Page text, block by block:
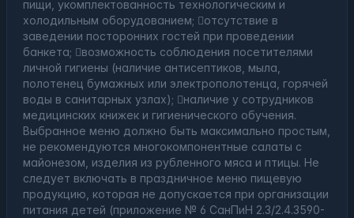
пищи, укомплектованность технологическим и
холодильным оборудованием; отсутствие в
заведении посторонних гостей при проведении
банкета; возможность соблюдения посетителями
личной гигиены (наличие антисептиков, мыла,
полотенец бумажных или электрополотенца, горячей
воды в санитарных узлах); наличие у сотрудников
медицинских книжек и гигиенического обучения.
Выбранное меню должно быть максимально простым,
не рекомендуются многокомпонентные салаты с
майонезом, изделия из рубленного мяса и птицы. Не
следует включать в праздничное меню пищевую
продукцию, которая не допускается при организации
питания детей (приложение № 6 СанПиН 2.3/2.4.3590-